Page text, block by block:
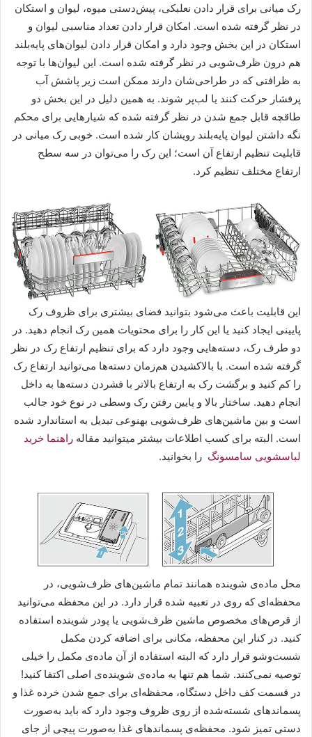
رک میانی برای قرار دادن نعلبکی، پیش‌دستی میوه، لیوان و استکان
در نظر گرفته شده ‌است. امکان قرار دادن تعداد مناسبی لیوان و
استکان در این بخش وجود دارد و امکان قرار دادن لیوان‌های پایه‌بلند
هم درون ظرف‌شویی در نظر گرفته شده‌ است. این لیوان‌ها با توجه
به ظرافتی که در طراحی‌شان دارند ممکن است زیر پاشش آب
پرفشار حرکت کنند یا لب‌پر شوند. به همین دلیل در این بخش دو
طاقچه قابل جمع شدن در نظر گرفته شده که شیارهایی برای محکم
نگه داشتن لیوان پایه‌بلند رویشان کار شده‌ است. خوبی رک میانی در
قابلیت تنظیم ارتفاع آن است؛ این رک را می‌توان در سه سطح
ارتفاع مختلف تنظیم کرد.
این قابلیت باعث می‌شود بتوانید فضای بیشتری برای ظروف رک
پایینی ایجاد کنید یا این کار را برای محتویات همین رک انجام دهید. در
دو طرف رک، دسته‌هایی وجود دارد که برای تنظیم ارتفاع رک در نظر
گرفته شده ‌است. با بالاکشیدن هم‌زمان دسته‌ها می‌توانید ارتفاع رک
را کم کنید و برگشت رک به ارتفاع بالاتر با فشردن دسته‌ها به داخل
انجام دهید. ساختار بالا و پایین رفتن رک وسطی در نوع خود جالب
است و بین ماشین‌های ظرف‌شویی به‎نوعی تبدیل به استاندارد شده
‌است. البته برای کسب اطلاعات بیشتر میتوانید مقاله راهنما خرید
لباسشویی سامسونگ را بخوانید.
محل ماده‌ی شوینده همانند تمام ماشین‌های ظرف‌شویی، در
محفظه‌ای که روی در تعبیه شده قرار دارد. در این محفظه می‌توانید
از قرص‌های مخصوص ماشین ظرف‌شویی یا پودر شوینده استفاده
کنید. در کنار این محفظه، مکانی برای اضافه کردن مکمل
شست‌وشو قرار دارد که البته استفاده از آن‌ ماده‌ی مکمل را خیلی
توصیه نمی‌کنند. شما هم تنها به ماده‌ی شوینده‌ی اصلی اکتفا کنید!
در قسمت کف داخل دستگاه، محفظه‌ای برای جمع شدن خرده‌ غذا و
پسماندهای شسته‌شده از روی ظروف وجود دارد که باید به‌صورت
دستی تمیز شود. محفظه‌ی پسماندهای غذا به‌صورت پیچی از جای